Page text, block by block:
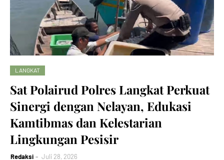
LANGKAT
Sat Polairud Polres Langkat Perkuat
Sinergi dengan Nelayan, Edukasi
Kamtibmas dan Kelestarian
Lingkungan Pesisir
Redaksi Juli 28, 2026